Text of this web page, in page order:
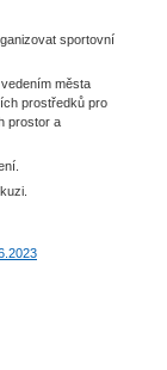
sportovní
města
prostředků pro
prostor a